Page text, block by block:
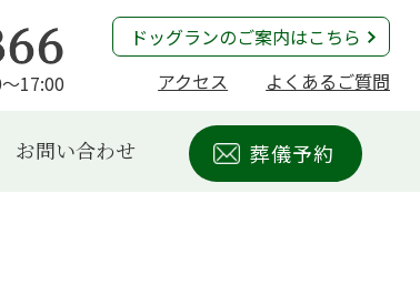
17:00
ドッグランのご案内はこちら
アクセス
よくあるご質問
お問い合わせ 葬儀予約